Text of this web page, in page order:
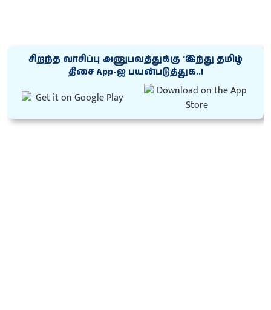
சிறந்த வாசிப்பு அனுபவத்துக்கு ‘இந்து தமிழ்
திசை App-ஐ பயன்படுத்துக..!